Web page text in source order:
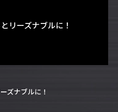
リーズナブルに！
ズナブルに！